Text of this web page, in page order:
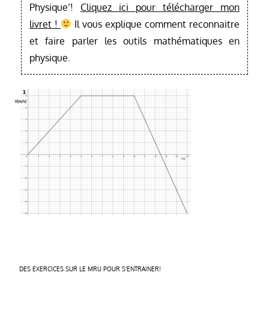
Physique’! Cliquez ici pour télécharger mon
livret !
Il vous explique comment reconnaitre
et faire parler les outils mathématiques en
physique.
Navigation
DES EXERCICES SUR LE MRU POUR S’ENTRAINER!